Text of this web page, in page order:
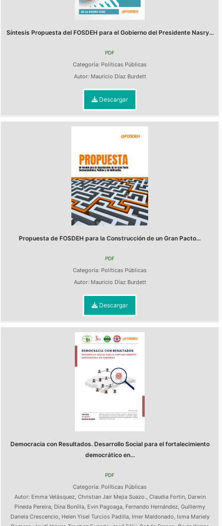
Síntesis Propuesta del FOSDEH para el Gobierno del Presidente Nasry...
PDF
Categoría: Políticas Públicas
Autor: Mauricio Díaz Burdett
Descargar
Propuesta de FOSDEH para la Construcción de un Gran Pacto...
PDF
Categoría: Políticas Públicas
Autor: Mauricio Díaz Burdett
Descargar
Democracia con Resultados. Desarrollo Social para el fortalecimiento
democrático en...
PDF
Categoría: Políticas Públicas
Autor: Emma Velásquez, Christian Jair Mejia Suazo., Claudia Fortin, Darwin
Pineda Pereira, Dina Bonilla, Evin Pagoaga, Fernando Hernández, Guillermy
Dariela Crescencio, Helen Yisel Turcios Padilla, Imer Maldonado, Isma Mariely